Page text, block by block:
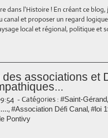
dans l'Histoire ! En créant ce
canal et proposer un regard
local et régional, politique et
associations et
- Catégories : #Saint-Gérand,
,#Association Défi Canal,#loi
Pontivy